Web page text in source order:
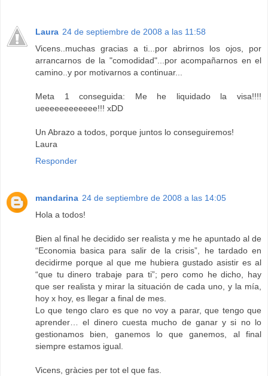
Laura 24 de septiembre de 2008 a las 11:58
Vicens..muchas gracias a ti...por abrirnos los ojos, por
arrancarnos de la "comodidad"...por acompañarnos en el
camino..y por motivarnos a continuar...
Meta 1 conseguida: Me he liquidado la visa!!!!
ueeeeeeeeeeee!!! xDD
Un Abrazo a todos, porque juntos lo conseguiremos!
Laura
Responder
mandarina 24 de septiembre de 2008 a las 14:05
Hola a todos!
Bien al final he decidido ser realista y me he apuntado al de
“Economia basica para salir de la crisis”, he tardado en
decidirme porque al que me hubiera gustado asistir es al
“que tu dinero trabaje para ti”; pero como he dicho, hay
que ser realista y mirar la situación de cada uno, y la mía,
hoy x hoy, es llegar a final de mes.
Lo que tengo claro es que no voy a parar, que tengo que
aprender… el dinero cuesta mucho de ganar y si no lo
gestionamos bien, ganemos lo que ganemos, al final
siempre estamos igual.
Vicens, gràcies per tot el que fas.